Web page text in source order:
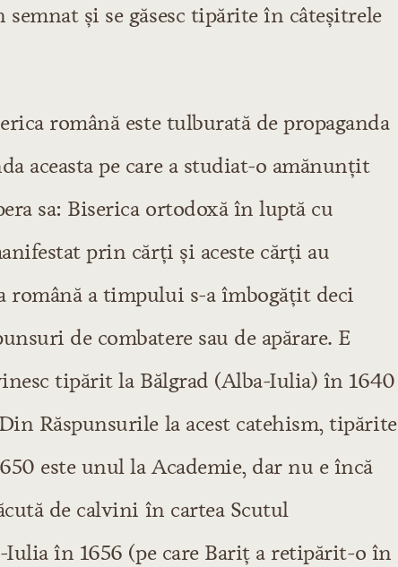
şi se găsesc tipărite în câteşitrele
română este tulburată de propaganda
aceasta pe care a studiat-o amănunţit
sa: Biserica ortodoxă în luptă cu
prin cărţi şi aceste cărţi au
română a timpului s-a îmbogăţit deci
de combatere sau de apărare. E
tipărit la Bălgrad (Alba-Iulia) în 1640
Răspunsurile la acest catehism, tipărite
este unul la Academie, dar nu e încă
de calvini în cartea Scutul
în 1656 (pe care Bariţ a retipărit-o în